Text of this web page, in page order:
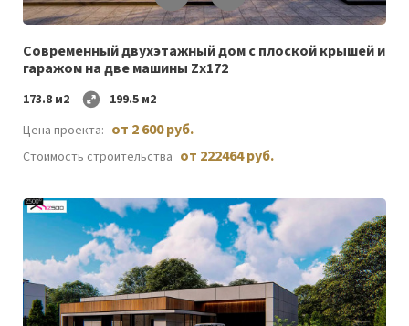
желаемого
Cовременный двухэтажный дом с плоской крышей и
гаражом на две машины Zx172
173.8 м2
199.5 м2
Цена проекта: от 2 600 руб.
Стоимость строительства от 222464 руб.